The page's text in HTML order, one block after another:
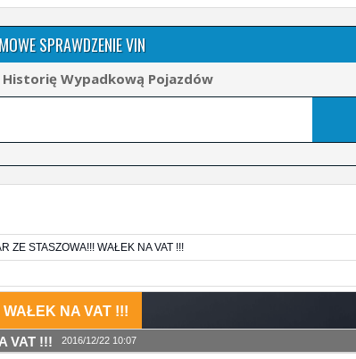
SPRAWDZENIE VIN
Wypadkową Pojazdów
ZE STASZOWA!!! WAŁEK NA VAT !!!
NA VAT !!!
VAT !!! 2016/12/22 10:07